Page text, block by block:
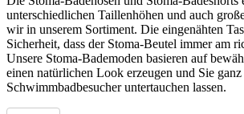
unterschiedlichen Taillenhöhen und auch
wir in unserem Sortiment. Die eingenähten
Sicherheit, dass der Stoma-Beutel immer am
Unsere Stoma-Bademoden basieren auf
einen natürlichen Look erzeugen und Sie
Schwimmbadbesucher untertauchen lassen.